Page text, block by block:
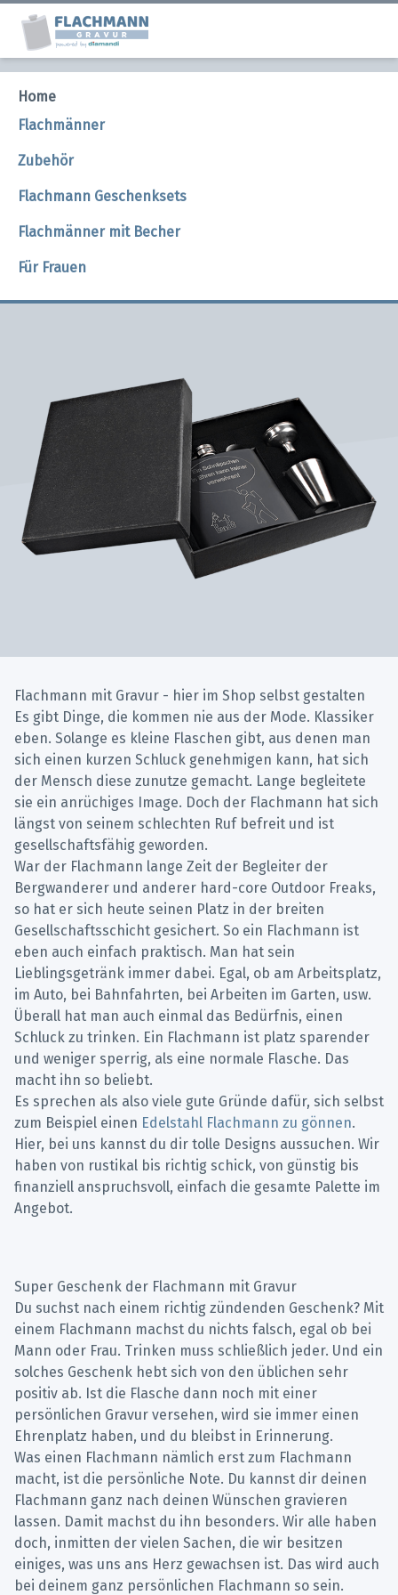
Home
Flachmänner
Zubehör
Flachmann Geschenksets
Flachmänner mit Becher
Für Frauen
Gravur. Einfach den Wunschtext eingeben und den Rest
übernehmen wir!
Flachmann mit Gravur - hier im Shop selbst gestalten
Es gibt Dinge, die kommen nie aus der Mode. Klassiker
eben. Solange es kleine Flaschen gibt, aus denen man
sich einen kurzen Schluck genehmigen kann, hat sich
der Mensch diese zunutze gemacht. Lange begleitete
sie ein anrüchiges Image. Doch der Flachmann hat sich
längst von seinem schlechten Ruf befreit und ist
gesellschaftsfähig geworden.
War der Flachmann lange Zeit der Begleiter der
Bergwanderer und anderer hard-core Outdoor Freaks,
so hat er sich heute seinen Platz in der breiten
Gesellschaftsschicht gesichert. So ein Flachmann ist
eben auch einfach praktisch. Man hat sein
Lieblingsgetränk immer dabei. Egal, ob am Arbeitsplatz,
im Auto, bei Bahnfahrten, bei Arbeiten im Garten, usw.
Überall hat man auch einmal das Bedürfnis, einen
Schluck zu trinken. Ein Flachmann ist platz sparender
und weniger sperrig, als eine normale Flasche. Das
macht ihn so beliebt.
Es sprechen als also viele gute Gründe dafür, sich selbst
zum Beispiel einen Edelstahl Flachmann zu gönnen.
Hier, bei uns kannst du dir tolle Designs aussuchen. Wir
haben von rustikal bis richtig schick, von günstig bis
finanziell anspruchsvoll, einfach die gesamte Palette im
Angebot.
Super Geschenk der Flachmann mit Gravur
Du suchst nach einem richtig zündenden Geschenk? Mit
einem Flachmann machst du nichts falsch, egal ob bei
Mann oder Frau. Trinken muss schließlich jeder. Und ein
solches Geschenk hebt sich von den üblichen sehr
positiv ab. Ist die Flasche dann noch mit einer
persönlichen Gravur versehen, wird sie immer einen
Ehrenplatz haben, und du bleibst in Erinnerung.
Was einen Flachmann nämlich erst zum Flachmann
macht, ist die persönliche Note. Du kannst dir deinen
Flachmann ganz nach deinen Wünschen gravieren
lassen. Damit machst du ihn besonders. Wir alle haben
doch, inmitten der vielen Sachen, die wir besitzen
einiges, was uns ans Herz gewachsen ist. Das wird auch
bei deinem ganz persönlichen Flachmann so sein.